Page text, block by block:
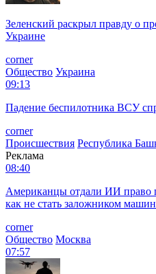
Зеленский раскрыл правду о
Украине
corner
Общество Украина
09:13
Падение беспилотника ВСУ
corner
Происшествия Республика
Реклама
08:40
Американцы отдали ИИ право
как не стать заложником
corner
Общество Москва
07:57